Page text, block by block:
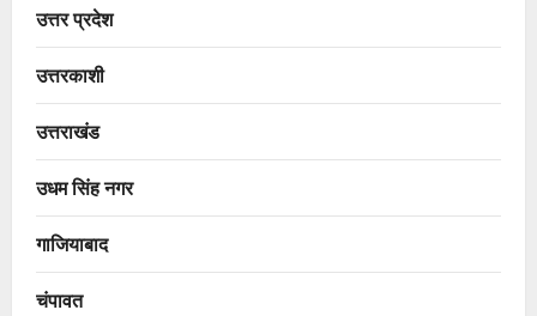
उत्तर प्रदेश
उत्तरकाशी
उत्तराखंड
उधम सिंह नगर
गाजियाबाद
चंपावत